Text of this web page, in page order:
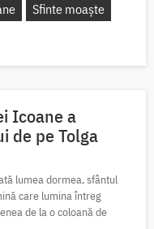
Sfinte moaște
Icoane a
de pe Tolga
lumea dormea, sfântul
care lumina întreg
de la o coloană de